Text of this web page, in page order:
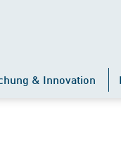
& Innovation